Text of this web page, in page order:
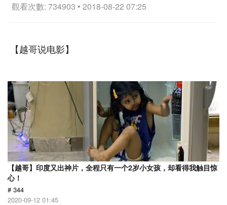
觀看次數: 734903 • 2018-08-22 07:25
【越哥说电影】
【越哥】印度又出神片，全程只有一个2岁小女孩，却看得我触目惊
心！
# 344
2020-09-12 01:45